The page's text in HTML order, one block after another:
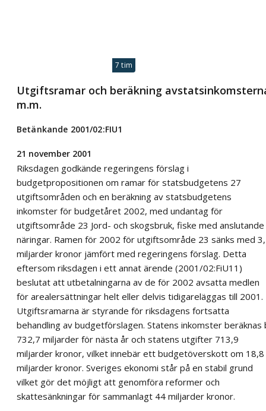
7 tim
Utgiftsramar och beräkning
m.m.
Betänkande 2001/02:FIU1
21 november 2001
Riksdagen godkände regeringens förslag i
budgetpropositionen om ramar för statsbudgetens 27
utgiftsområden och en beräkning av statsbudgetens
inkomster för budgetåret 2002, med undantag för
utgiftsområde 23 Jord- och skogsbruk, fiske med anslutande
näringar. Ramen för 2002 för utgiftsområde 23 sänks med
miljarder kronor jämfört med regeringens förslag. Detta
eftersom riksdagen i ett annat ärende (2001/02:FiU11)
beslutat att utbetalningarna av de för 2002 avsatta medlen
för arealersättningar helt eller delvis tidigareläggas till 2001.
Utgiftsramarna är styrande för riksdagens fortsatta
behandling av budgetförslagen. Statens inkomster beräknas
732,7 miljarder för nästa år och statens utgifter 713,9
miljarder kronor, vilket innebär ett budgetöverskott om 18,8
miljarder kronor. Sveriges ekonomi står på en stabil grund
vilket gör det möjligt att genomföra reformer och
skattesänkningar för sammanlagt 44 miljarder kronor.